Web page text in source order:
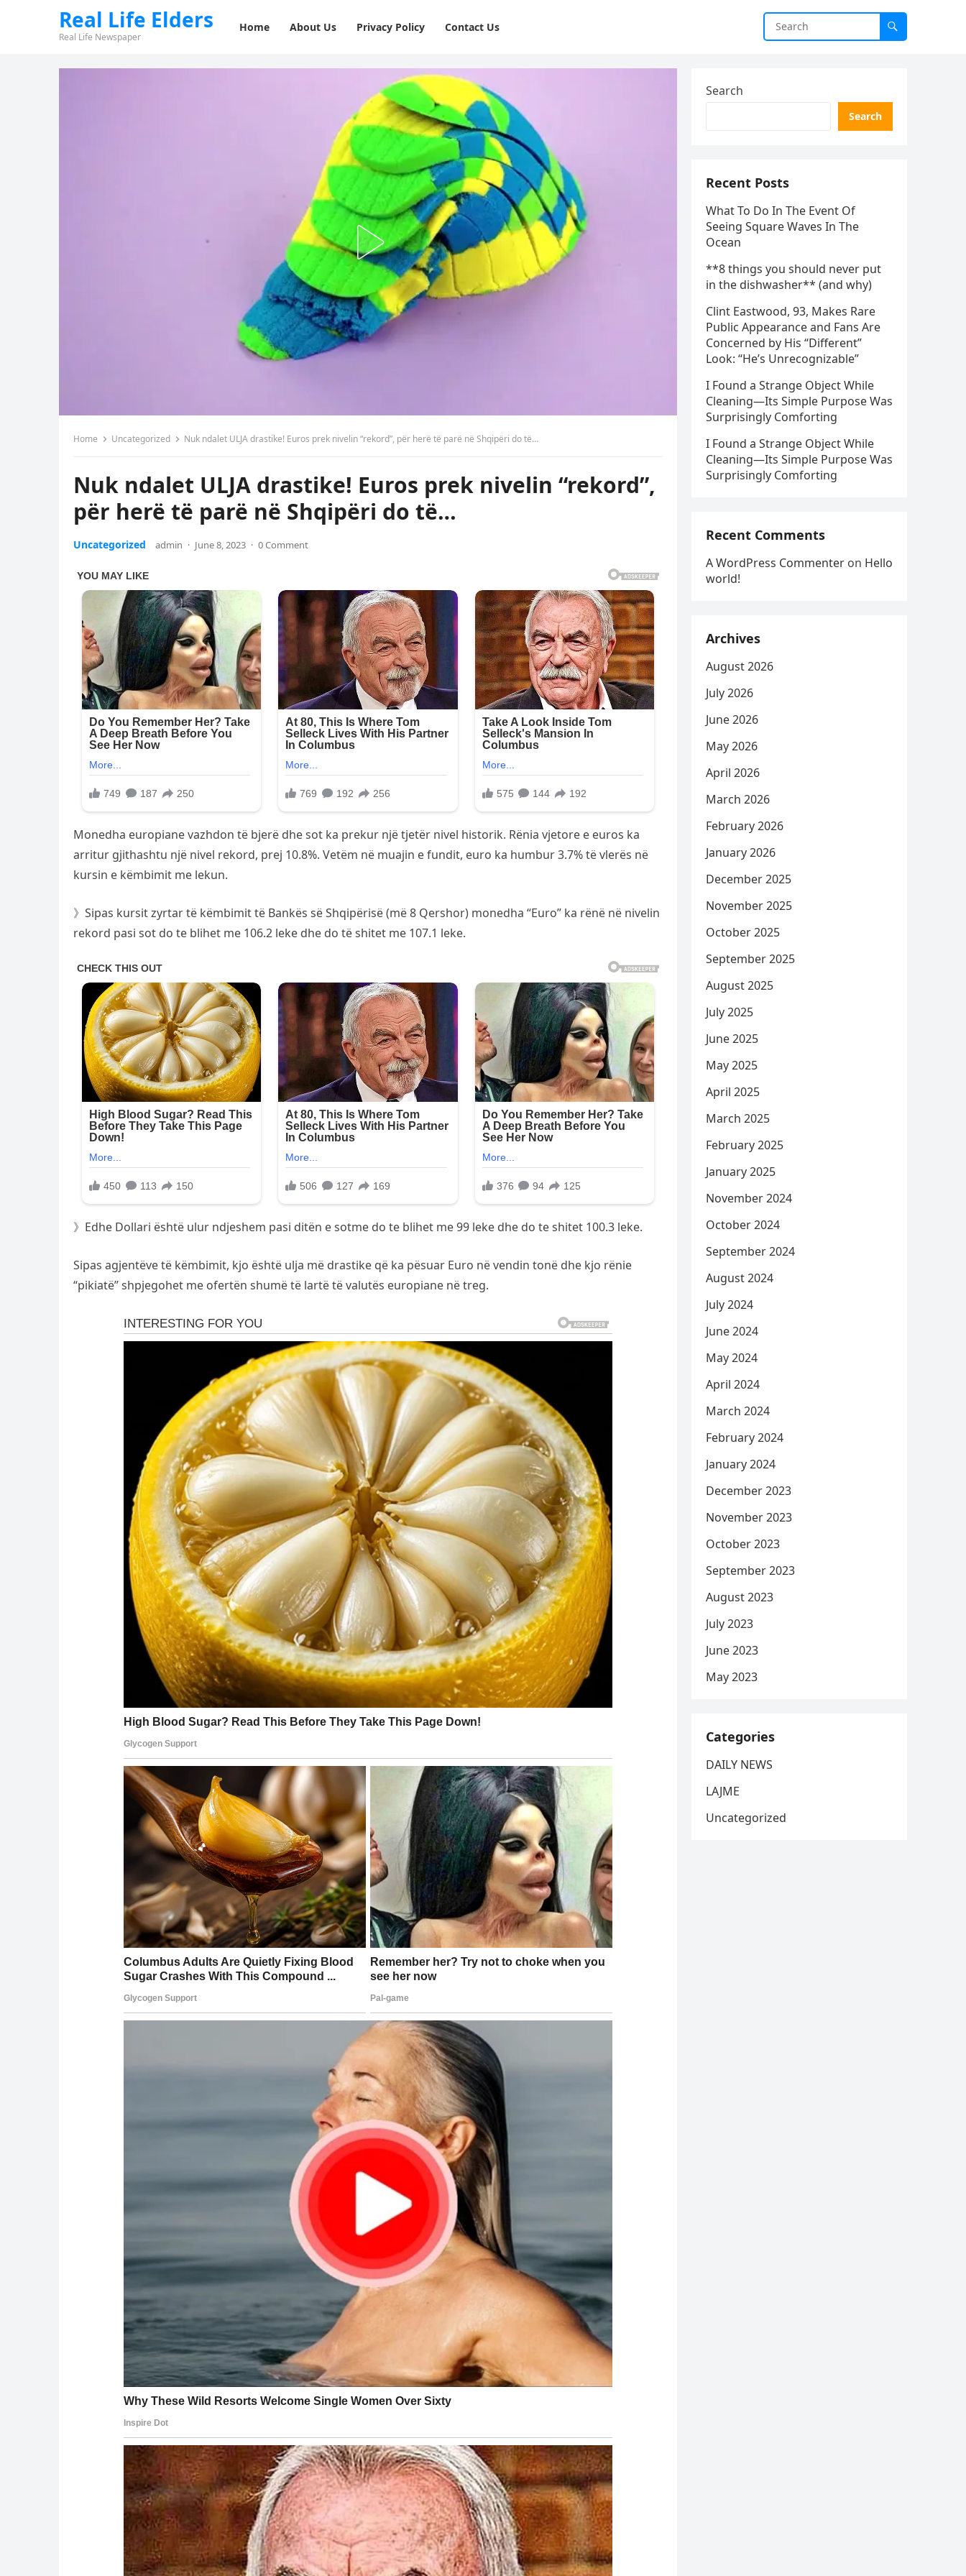
Real Life Elders
Real Life Newspaper
Home About Us Privacy Policy ⁠Contact Us
Home Uncategorized Nuk ndalet ULJA drastike! Euros prek nivelin “rekord”, për herë të parë në Shqipëri do të…
Nuk ndalet ULJA drastike! Euros prek nivelin “rekord”,
për herë të parë në Shqipëri do të…
Uncategorized admin · June 8, 2023 · 0 Comment
Monedha europiane vazhdon të bjerë dhe sot ka prekur një tjetër nivel historik. Rënia vjetore e euros ka
arritur gjithashtu një nivel rekord, prej 10.8%. Vetëm në muajin e fundit, euro ka humbur 3.7% të vlerës në
kursin e këmbimit me lekun.
》Sipas kursit zyrtar të këmbimit të Bankës së Shqipërisë (më 8 Qershor) monedha “Euro” ka rënë në nivelin
rekord pasi sot do te blihet me 106.2 leke dhe do të shitet me 107.1 leke.
》Edhe Dollari është ulur ndjeshem pasi ditën e sotme do te blihet me 99 leke dhe do te shitet 100.3 leke.
Sipas agjentëve të këmbimit, kjo është ulja më drastike që ka pësuar Euro në vendin tonë dhe kjo rënie
“pikiatë” shpjegohet me ofertën shumë të lartë të valutës europiane në treg.
Search
Search
Recent Posts
What To Do In The Event Of
Seeing Square Waves In The
Ocean
**8 things you should never put
in the dishwasher** (and why)
Clint Eastwood, 93, Makes Rare
Public Appearance and Fans Are
Concerned by His “Different”
Look: “He’s Unrecognizable”
I Found a Strange Object While
Cleaning—Its Simple Purpose Was
Surprisingly Comforting
I Found a Strange Object While
Cleaning—Its Simple Purpose Was
Surprisingly Comforting
Recent Comments
A WordPress Commenter on Hello
world!
Archives
August 2026
July 2026
June 2026
May 2026
April 2026
March 2026
February 2026
January 2026
December 2025
November 2025
October 2025
September 2025
August 2025
July 2025
June 2025
May 2025
April 2025
March 2025
February 2025
January 2025
November 2024
October 2024
September 2024
August 2024
July 2024
June 2024
May 2024
April 2024
March 2024
February 2024
January 2024
December 2023
November 2023
October 2023
September 2023
August 2023
July 2023
June 2023
May 2023
Categories
DAILY NEWS
LAJME
Uncategorized